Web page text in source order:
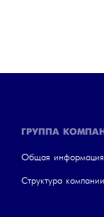
ГРУППА
Общая информация
Структура компании